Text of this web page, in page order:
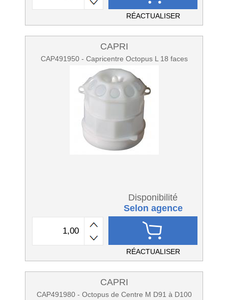
RÉACTUALISER
CAPRI
CAP491950 - Capricentre Octopus L 18 faces
Disponibilité
Selon agence
RÉACTUALISER
CAPRI
CAP491980 - Octopus de Centre M D91 à D100